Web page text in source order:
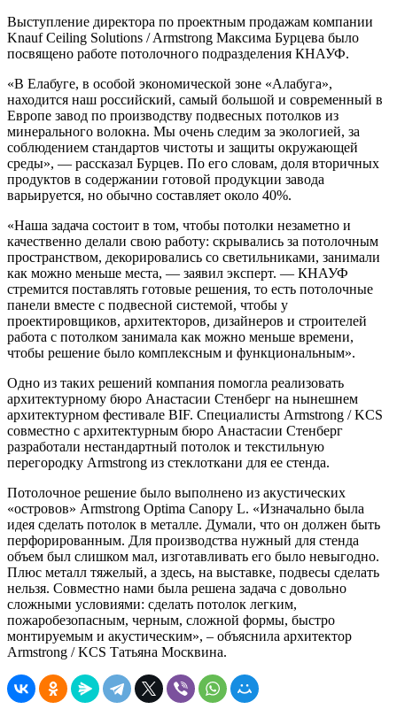
Выступление директора по проектным продажам компании
Knauf Ceiling Solutions / Armstrong Максима Бурцева было
посвящено работе потолочного подразделения КНАУФ.
«В Елабуге, в особой экономической зоне «Алабуга»,
находится наш российский, самый большой и современный в
Европе завод по производству подвесных потолков из
минерального волокна. Мы очень следим за экологией, за
соблюдением стандартов чистоты и защиты окружающей
среды», — рассказал Бурцев. По его словам, доля вторичных
продуктов в содержании готовой продукции завода
варьируется, но обычно составляет около 40%.
«Наша задача состоит в том, чтобы потолки незаметно и
качественно делали свою работу: скрывались за потолочным
пространством, декорировались со светильниками, занимали
как можно меньше места, — заявил эксперт. — КНАУФ
стремится поставлять готовые решения, то есть потолочные
панели вместе с подвесной системой, чтобы у
проектировщиков, архитекторов, дизайнеров и строителей
работа с потолком занимала как можно меньше времени,
чтобы решение было комплексным и функциональным».
Одно из таких решений компания помогла реализовать
архитектурному бюро Анастасии Стенберг на нынешнем
архитектурном фестивале BIF. Специалисты Armstrong / KCS
совместно с архитектурным бюро Анастасии Стенберг
разработали нестандартный потолок и текстильную
перегородку Armstrong из стеклоткани для ее стенда.
Потолочное решение было выполнено из акустических
«островов» Armstrong Optima Canopy L. «Изначально была
идея сделать потолок в металле. Думали, что он должен быть
перфорированным. Для производства нужный для стенда
объем был слишком мал, изготавливать его было невыгодно.
Плюс металл тяжелый, а здесь, на выставке, подвесы сделать
нельзя. Совместно нами была решена задача с довольно
сложными условиями: сделать потолок легким,
пожаробезопасным, черным, сложной формы, быстро
монтируемым и акустическим», – объяснила архитектор
Armstrong / KCS Татьяна Москвина.